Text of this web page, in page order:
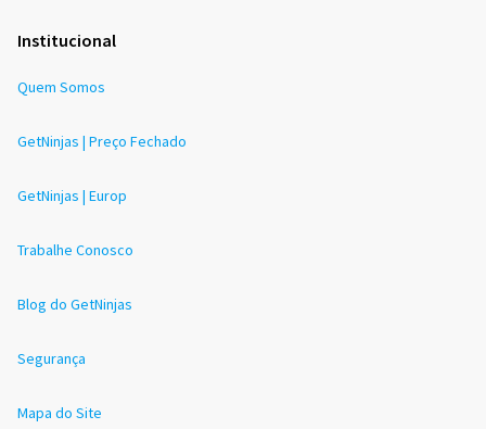
Institucional
Quem Somos
GetNinjas | Preço Fechado
GetNinjas | Europ
Trabalhe Conosco
Blog do GetNinjas
Segurança
Mapa do Site